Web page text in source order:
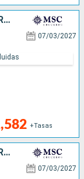
BRASIL, CABO VERDE, PORTUGAL, MARRUECOS, ESPAÑA
07/03/2027
+Tasas
BRASIL, CABO VERDE, PORTUGAL, MARRUECOS, ESPAÑA, FRANCIA
07/03/2027